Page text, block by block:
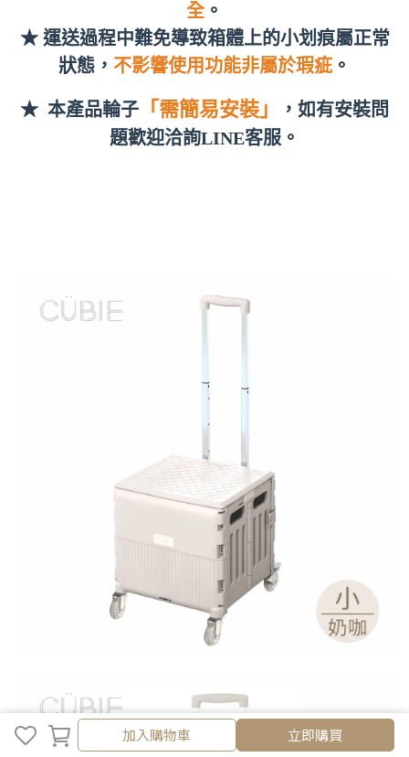
取消 完成
加入購物車 立即購買
全。
★ 運送過程中難免導致箱體上的小划痕屬正常
狀態， 不影響使用功能非屬於瑕疵 。
★ 本產品輪子 「需簡易安裝」
，如有安裝問
題歡迎洽詢LINE客服 。